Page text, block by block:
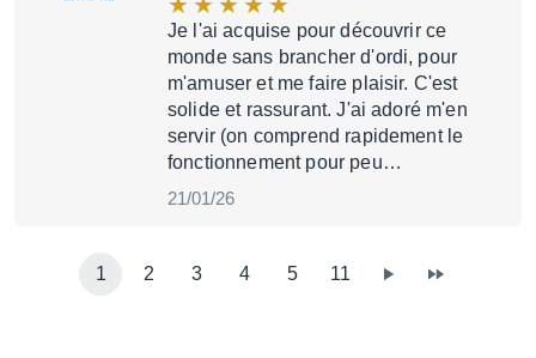
Je l'ai acquise pour découvrir ce
monde sans brancher d'ordi, pour
m'amuser et me faire plaisir. C'est
solide et rassurant. J'ai adoré m'en
servir (on comprend rapidement le
fonctionnement pour peu…
21/01/26
1 2 3 4 5 11